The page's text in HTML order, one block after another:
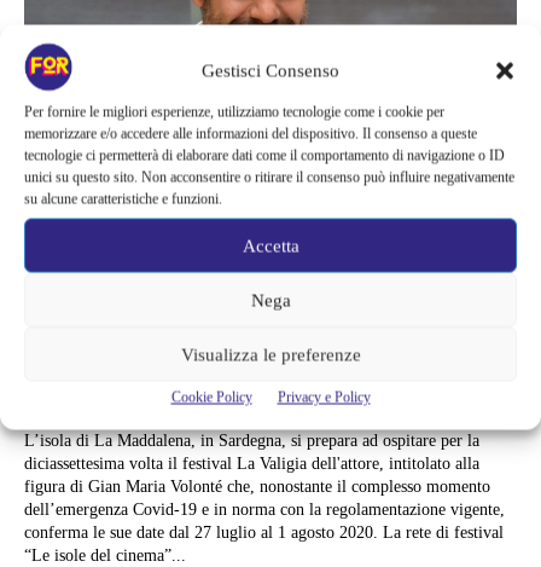
Gestisci Consenso
Per fornire le migliori esperienze, utilizziamo tecnologie come i cookie per
memorizzare e/o accedere alle informazioni del dispositivo. Il consenso a queste
tecnologie ci permetterà di elaborare dati come il comportamento di navigazione o ID
unici su questo sito. Non acconsentire o ritirare il consenso può influire negativamente
su alcune caratteristiche e funzioni.
Accetta
Nega
Visualizza le preferenze
Cookie Policy Privacy e Policy
Serie TV
LA VALIGIA DELL’ATTORE, A
PIERFRANCESCO FAVINO IL
PREMIO PREMIO VOLONTÉ 2020
L’isola di La Maddalena, in Sardegna, si prepara ad ospitare per la
diciassettesima volta il festival La Valigia dell'attore, intitolato alla
figura di Gian Maria Volonté che, nonostante il complesso momento
dell’emergenza Covid-19 e in norma con la regolamentazione vigente,
conferma le sue date dal 27 luglio al 1 agosto 2020. La rete di festival
“Le isole del cinema”...